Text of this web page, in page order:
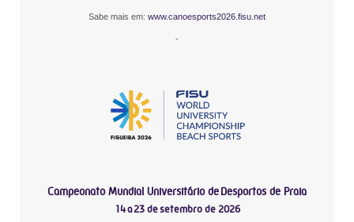
Sabe mais em: www.canoesports2026.fisu.net
-
Campeonato Mundial Universitário de Desportos de Praia
14 a 23 de setembro de 2026